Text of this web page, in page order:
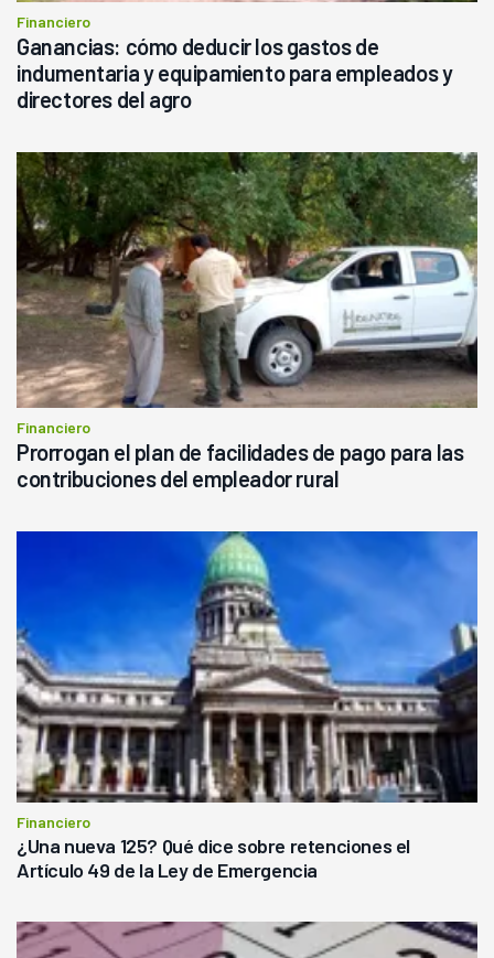
Financiero
Ganancias: cómo deducir los gastos de
indumentaria y equipamiento para empleados y
directores del agro
Financiero
Prorrogan el plan de facilidades de pago para las
contribuciones del empleador rural
Financiero
¿Una nueva 125? Qué dice sobre retenciones el
Artículo 49 de la Ley de Emergencia